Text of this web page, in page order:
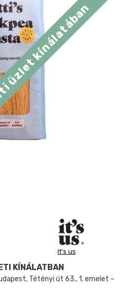
kínálatában
It's us
KÍNÁLATBAN
Tétényi út 63., 1. emelet –